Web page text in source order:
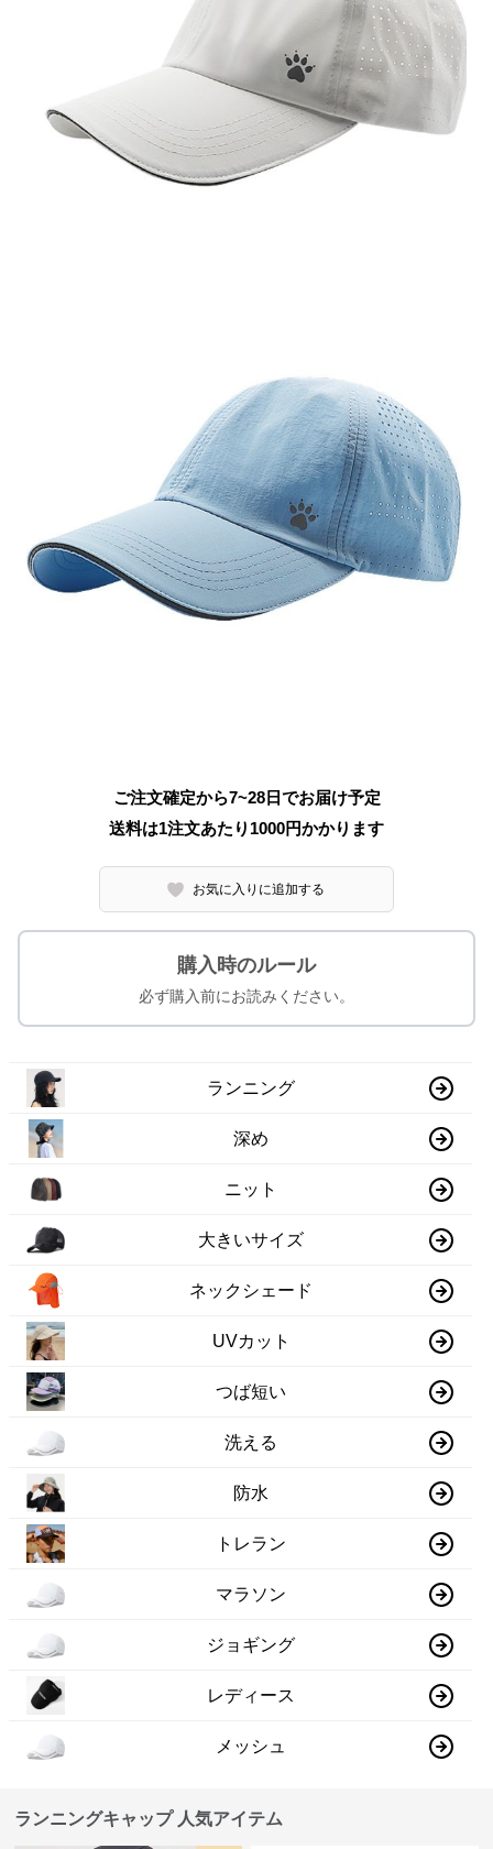
ご注文確定から7~28日でお届け予定
送料は1注文あたり 1000円かかります
お気に入りに追加する
購入時のルール
必ず購入前にお読みください。
ランニング
深め
ニット
大きいサイズ
ネックシェード
UVカット
つば短い
洗える
防水
トレラン
マラソン
ジョギング
レディース
メッシュ
ランニングキャップ 人気アイテム